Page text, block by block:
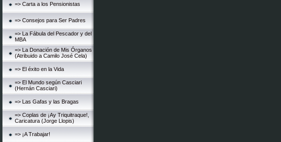
=> Carta a los Pensionistas
=> Consejos para Ser Padres
=> La Fábula del Pescador y del
MBA
=> La Donación de Mis Órganos
(Atribuido a Camilo José Cela)
=> El éxito en la Vida
=> El Mundo según Casciari
(Hernán Casciari)
=> Las Gafas y las Bragas
=> Coplas de ¡Ay Triquitraque!,
Caricatura (Jorge Llopis)
=> ¡A Trabajar!